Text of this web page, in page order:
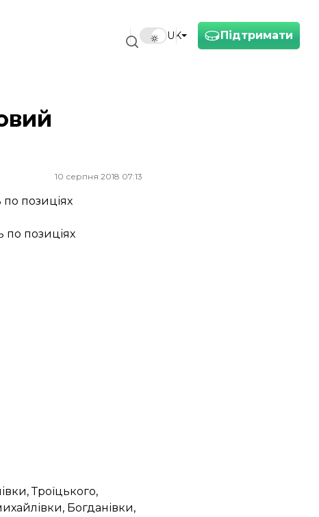
Підтримати
UK
10 серпня 2018 07:13
позиціях
по позиціях
Троїцького,
Богданівки,